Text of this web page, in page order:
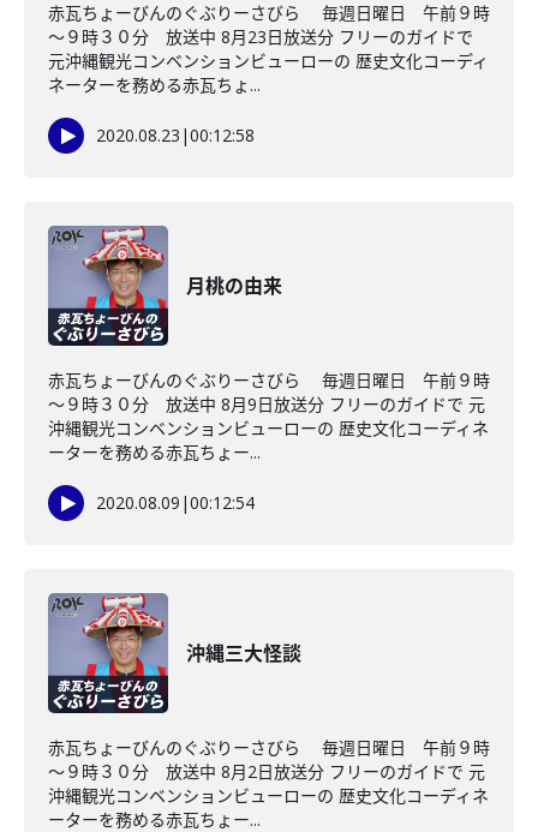
赤瓦ちょーびんのぐぶりーさびら 毎週日曜日 午前９時
～９時３０分 放送中 8月23日放送分 フリーのガイドで
元沖縄観光コンベンションビューローの 歴史文化コーディ
ネーターを務める赤瓦ちょ...
2020.08.23 |00:12:58
月桃の由来
赤瓦ちょーびんのぐぶりーさびら 毎週日曜日 午前９時
～９時３０分 放送中 8月9日放送分 フリーのガイドで 元
沖縄観光コンベンションビューローの 歴史文化コーディネ
ーターを務める赤瓦ちょー...
2020.08.09 |00:12:54
沖縄三大怪談
赤瓦ちょーびんのぐぶりーさびら 毎週日曜日 午前９時
～９時３０分 放送中 8月2日放送分 フリーのガイドで 元
沖縄観光コンベンションビューローの 歴史文化コーディネ
ーターを務める赤瓦ちょー...